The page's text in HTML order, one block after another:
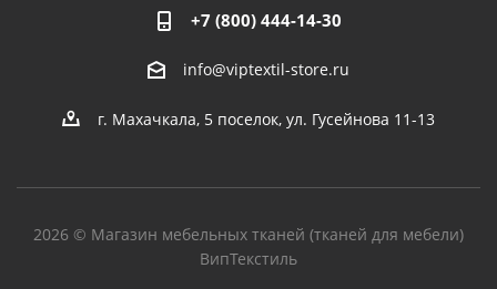
+7 (800) 444-14-30
info@viptextil-store.ru
г. Махачкала, 5 поселок, ул. Гусейнова 11-13
2026 © Магазин мебельных тканей (тканей для мебели)
ВипТекстиль